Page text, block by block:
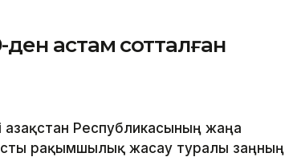
ден астам сотталған
Қазақстан Республикасының жаңа
рақымшылық жасау туралы заңның